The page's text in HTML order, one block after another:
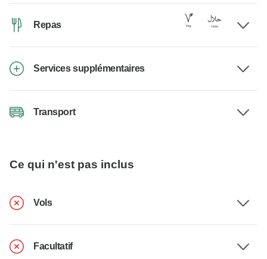
Repas
Services supplémentaires
Transport
Ce qui n'est pas inclus
Vols
Facultatif